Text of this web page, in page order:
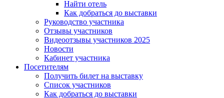
Найти отель
Как добраться до выставки
Руководство участника
Отзывы участников
Видеоотзывы участников 2025
Новости
Кабинет участника
Посетителям
Получить билет на выставку
Список участников
Как добраться до выставки